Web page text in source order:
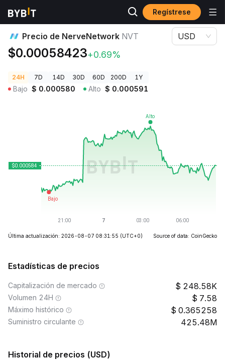
Regístrese
Precios de Criptomonedas Precio de NerveNetwork NVT
Precio de NerveNetwork NVT
$0.00058423+0.69%
USD
24H 7D 14D 30D 60D 200D 1Y
Bajo $ 0.000580 Alto $ 0.000591
Última actualización: 2026-08-07 08:31:55 (UTC+0) Source of data: CoinGecko
Estadísticas de precios
Capitalización de mercado 248.58K
Volumen 24H 7.58
Máximo histórico 0.365258
Suministro circulante 425.48M
Historial de precios (USD)